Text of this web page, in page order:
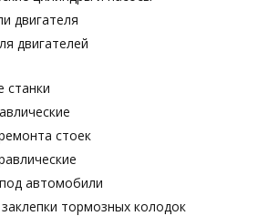
двигателя
двигателей
станки
стоек
автомобили
тормозных колодок